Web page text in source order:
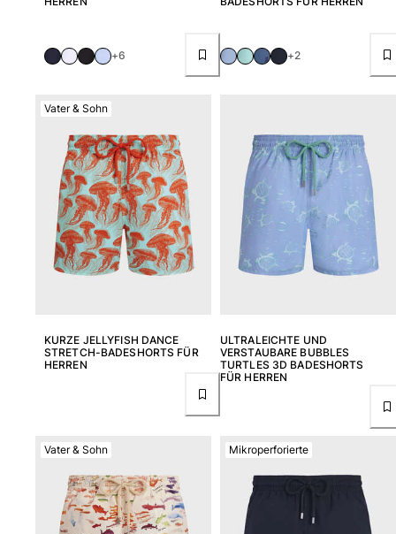
Babys
Bademode Bestickte
Shirt mit UV-Schutz
Magische Badehose
Alle Badehose anzeigen
Bekleidung
Polohemden
Hemden
Shorts
Alle Mädchen anzeigen
Bademode
+6 +2
KURZE JELLYFISH DANCE
STRETCH-BADESHORTS FÜR
HERREN
Vater & Sohn
ULTRALEICHTE UND
VERSTAUBARE BUBBLES
TURTLES 3D BADESHORTS
FÜR HERREN
Vater & Sohn Mikroperforierte